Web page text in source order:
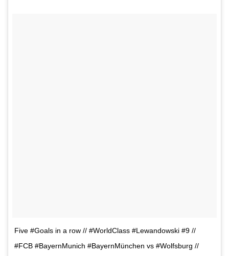
Five #Goals in a row // #WorldClass #Lewandowski #9 //
#FCB #BayernMunich #BayernMünchen vs #Wolfsburg //